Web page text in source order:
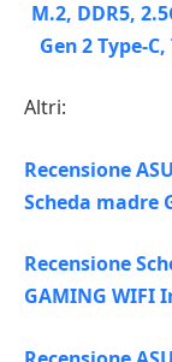
Altri:
Recensione
Scheda madre
Recensione
GAMING WIFI